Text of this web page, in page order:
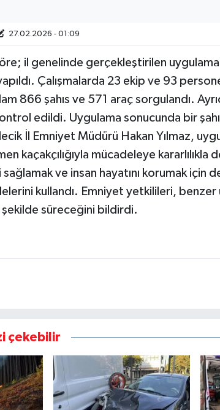
27.02.2026 - 01:09
il genelinde gerçekleştirilen uygulama
Çalışmalarda 23 ekip ve 93
866 şahıs ve 571 araç sorgulandı.
edildi. Uygulama sonucunda bir
İl Emniyet Müdürü Hakan Yılmaz,
kaçakçılığıyla mücadeleye kararlılıkla
ve insan hayatını korumak için
kullandı. Emniyet yetkilileri, benzer
şekilde süreceğini bildirdi.
çekebilir